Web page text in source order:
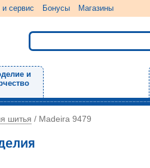
и сервис Бонусы Магазины
и
шитья / Madeira 9479